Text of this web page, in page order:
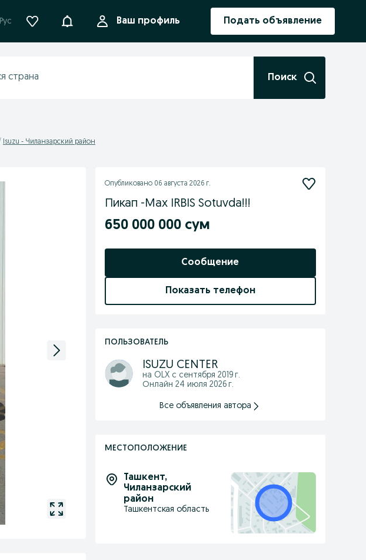
Рус УведомленияВаш профиль Подать объявление
Поиск
Isuzu - Чиланзарский район
Опубликовано 06 августа 2026 г.
Пикап -Max IRBIS Sotuvda!!!
650 000 000 сум
Сообщение
Показать телефон
ПОЛЬЗОВАТЕЛЬ
ISUZU CENTER
на OLX с сентября 2019 г.
Онлайн 24 июля 2026 г.
Все объявления автора
МЕСТОПОЛОЖЕНИЕ
Ташкент,
Чиланзарский
район
Ташкентская область